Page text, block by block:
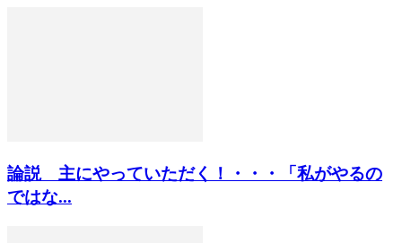
論説 主にやっていただく！・・・「私がやるの
ではな...